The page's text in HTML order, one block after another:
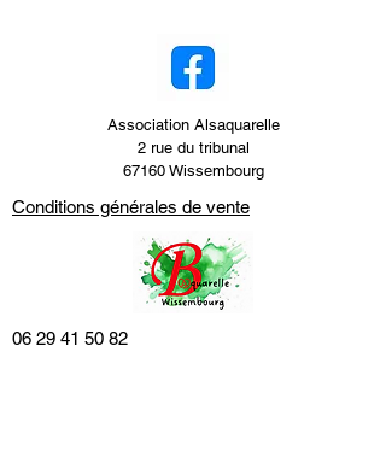
Association Alsaquarelle
2 rue du tribunal
67160 Wissembourg
Conditions générales de vente
06 29 41 50 82